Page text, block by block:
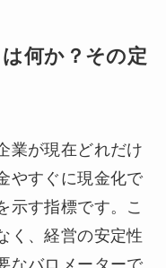
何か？その定
業が現在どれだけ
やすぐに現金化で
示す指標です。こ
く、経営の安定性